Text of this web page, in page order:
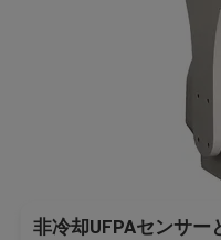
非冷却UFPAセンサー